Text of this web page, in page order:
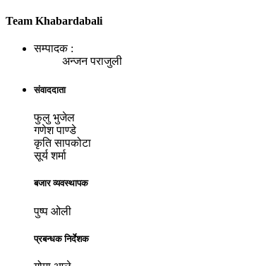
Team Khabardabali
सम्पादक :
अन्जन पराजुली
संवाददाता
फुलु भुजेल
गणेश पाण्डे
कृति सापकोटा
सूर्य शर्मा
बजार व्यवस्थापक
पुष्प ओली
प्रबन्धक निर्देशक